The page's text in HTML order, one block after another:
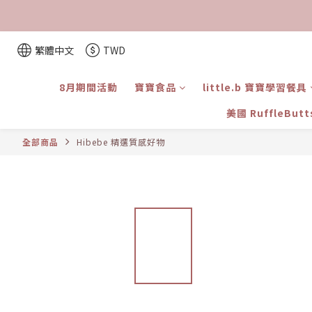
繁體中文 TWD
8月期間活動 寶寶食品
little.b 寶寶學習餐具
美國
全部商品 Hibebe 精選質感好物